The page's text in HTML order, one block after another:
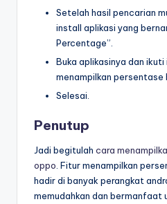
Setelah hasil pencarian
install aplikasi yang
Percentage”.
Buka aplikasinya dan
menampilkan persentase
Selesai.
Penutup
Jadi begitulah cara
oppo. Fitur menampilkan
hadir di banyak perangkat
memudahkan dan bermanfaat